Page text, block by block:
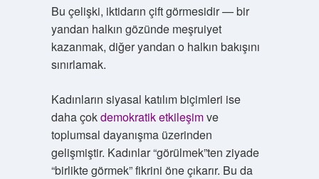
Bu çelişki, iktidarın çift görmesidir — bir
yandan halkın gözünde meşruiyet
kazanmak, diğer yandan o halkın bakışını
sınırlamak.
Kadınların siyasal katılım biçimleri ise
daha çokdemokratik etkileşimve
toplumsal dayanışma üzerinden
gelişmiştir. Kadınlar “görülmek”ten ziyade
“birlikte görmek” fikrini öne çıkarır. Bu da